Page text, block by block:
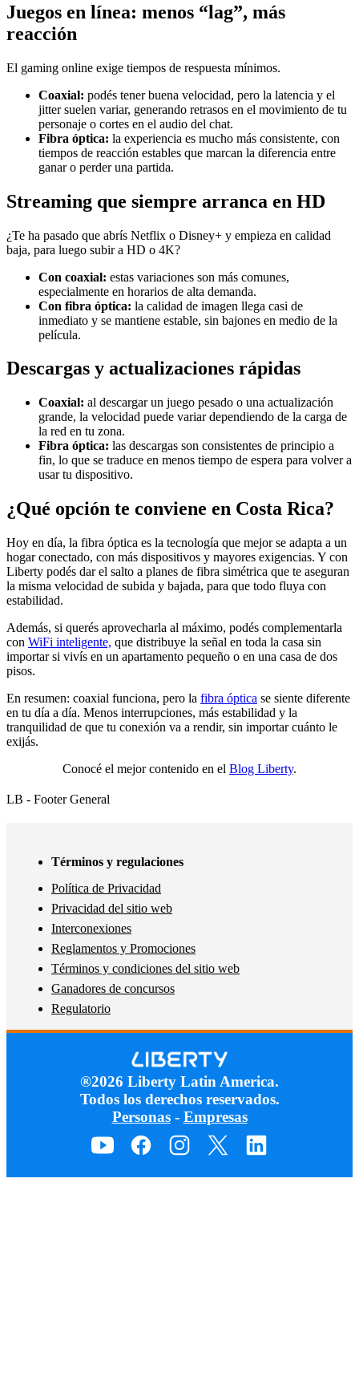
Juegos en línea: menos “lag”, más
reacción
El gaming online exige tiempos de respuesta mínimos.
Coaxial: podés tener buena velocidad, pero la latencia y el
jitter suelen variar, generando retrasos en el movimiento de tu
personaje o cortes en el audio del chat.
Fibra óptica: la experiencia es mucho más consistente, con
tiempos de reacción estables que marcan la diferencia entre
ganar o perder una partida.
Streaming que siempre arranca en HD
¿Te ha pasado que abrís Netflix o Disney+ y empieza en calidad
baja, para luego subir a HD o 4K?
Con coaxial: estas variaciones son más comunes,
especialmente en horarios de alta demanda.
Con fibra óptica: la calidad de imagen llega casi de
inmediato y se mantiene estable, sin bajones en medio de la
película.
Descargas y actualizaciones rápidas
Coaxial: al descargar un juego pesado o una actualización
grande, la velocidad puede variar dependiendo de la carga de
la red en tu zona.
Fibra óptica: las descargas son consistentes de principio a
fin, lo que se traduce en menos tiempo de espera para volver a
usar tu dispositivo.
¿Qué opción te conviene en Costa Rica?
Hoy en día, la fibra óptica es la tecnología que mejor se adapta a un
hogar conectado, con más dispositivos y mayores exigencias. Y con
Liberty podés dar el salto a planes de fibra simétrica que te aseguran
la misma velocidad de subida y bajada, para que todo fluya con
estabilidad.
Además, si querés aprovecharla al máximo, podés complementarla
con WiFi inteligente, que distribuye la señal en toda la casa sin
importar si vivís en un apartamento pequeño o en una casa de dos
pisos.
En resumen: coaxial funciona, pero la fibra óptica se siente diferente
en tu día a día. Menos interrupciones, más estabilidad y la
tranquilidad de que tu conexión va a rendir, sin importar cuánto le
exijás.
Conocé el mejor contenido en el Blog Liberty.
LB - Footer General
Términos y regulaciones
Política de Privacidad
Privacidad del sitio web
Interconexiones
Reglamentos y Promociones
Términos y condiciones del sitio web
Ganadores de concursos
Regulatorio
®2026 Liberty Latin America.
Todos los derechos reservados.
Personas- Empresas